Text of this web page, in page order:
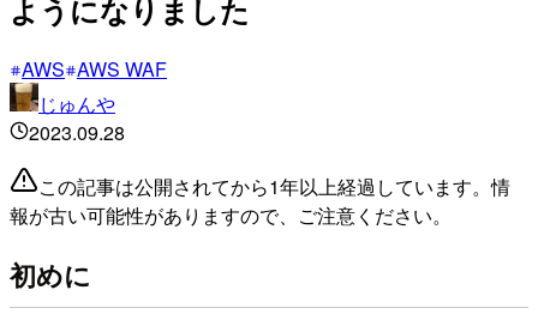
ようになりました
AWS AWS WAF
じゅんや
2023.09.28
この記事は公開されてから1年以上経過しています。情
報が古い可能性がありますので、ご注意ください。
初めに